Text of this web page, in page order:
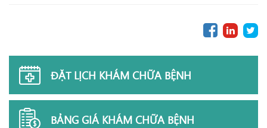
ĐẶT LỊCH KHÁM CHỮA BỆNH
BẢNG GIÁ KHÁM CHỮA BỆNH